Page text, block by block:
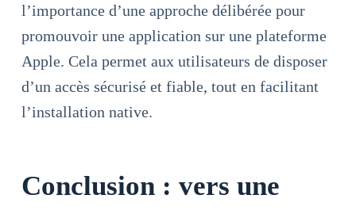
l’importance d’une approche délibérée pour
promouvoir une application sur une plateforme
Apple. Cela permet aux utilisateurs de disposer
d’un accès sécurisé et fiable, tout en facilitant
l’installation native.
Conclusion : vers une